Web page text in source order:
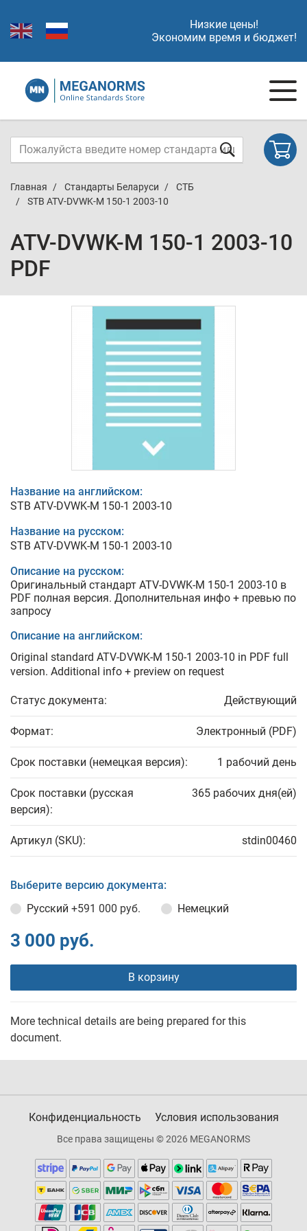
Низкие цены!
Экономим время и бюджет!
Главная Стандарты Беларуси
СТБ
STB ATV-DVWK-M 150-1 2003-10
ATV-DVWK-M 150-1 2003-10
PDF
Название на английском:
STB ATV-DVWK-M 150-1 2003-10
Название на русском:
STB ATV-DVWK-M 150-1 2003-10
Описание на русском:
Оригинальный стандарт ATV-DVWK-M 150-1 2003-10 в
PDF полная версия. Дополнительная инфо + превью по
запросу
Описание на английском:
Original standard ATV-DVWK-M 150-1 2003-10 in PDF full
version. Additional info + preview on request
Статус документа: Действующий
Формат: Электронный (PDF)
Срок поставки (немецкая версия): 1 рабочий день
Срок поставки (русская
версия):
365 рабочих дня(ей)
Артикул (SKU): stdin00460
Выберите версию документа:
Русский +591 000 руб. Немецкий
3 000 руб.
В корзину
More technical details are being prepared for this
document.
Конфиденциальность Условия использования
Все права защищены © 2026 MEGANORMS